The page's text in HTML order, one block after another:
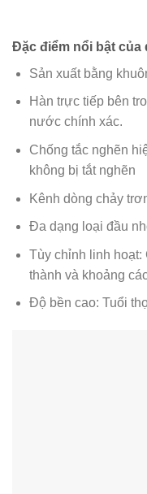
Đặc điểm nổi bật
Sản xuất bằng
Hàn trực tiếp bên
nước chính xác.
Chống tắc nghẽn
không bị tắt nghẽn
Kênh dòng chảy
Đa dạng loại đầu
Tùy chỉnh linh
thành và khoảng
Độ bền cao: Tuổi